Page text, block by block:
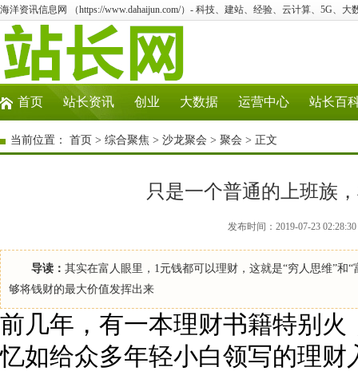
海洋资讯信息网 （https://www.dahaijun.com/）- 科技、建站、经验、云计算、5G、大
首页 站长资讯 创业 大数据 运营中心 站长百
当前位置： 首页 > 综合聚焦 > 沙龙聚会 > 聚会 > 正文
只是一个普通的上班族
发布时间：2019-07-23
导读： 其实在富人眼里，1元钱都可以理财，这就是“穷人思维”和
够将钱财的最大价值发挥出来
前几年，有一本理财书籍特别
忆如给众多年轻小白领写的理